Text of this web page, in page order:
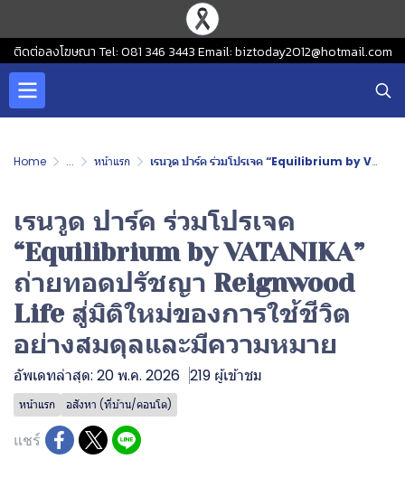
ติดต่อลงโฆษณา Tel: 081 346 3443 Email: biztoday2012@hotmail.com
Home ... หน้าแรก เรนวูด ปาร์ค ร่วมโปรเจค “Equilibrium by VATANIKA” ถ่ายทอดปรัชญา Reignwood Life สู่มิติใหม่ของการใช้ชีวิตอย่างสมดุลและมีความหมาย
เรนวูด ปาร์ค ร่วมโปรเจค
“Equilibrium by VATANIKA”
ถ่ายทอดปรัชญา Reignwood
Life สู่มิติใหม่ของการใช้ชีวิต
อย่างสมดุลและมีความหมาย
อัพเดทล่าสุด: 20 พ.ค. 2026 219 ผู้เข้าชม
หน้าแรก อสังหา (ที่บ้าน/คอนโด)
แชร์